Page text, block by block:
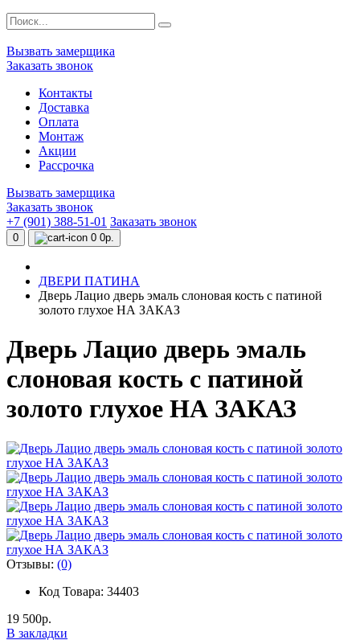
Вызвать замерщика
Заказать звонок
Контакты
Доставка
Оплата
Монтаж
Акции
Рассрочка
Вызвать замерщика
Заказать звонок
+7 (901) 388-51-01 Заказать звонок
0 0 0р.
ДВЕРИ ПАТИНА
Дверь Лацио дверь эмаль слоновая кость с патиной
золото глухое НА ЗАКАЗ
Дверь Лацио дверь эмаль
слоновая кость с патиной
золото глухое НА ЗАКАЗ
Отзывы: (0)
Код Товара: 34403
19 500р.
В закладки